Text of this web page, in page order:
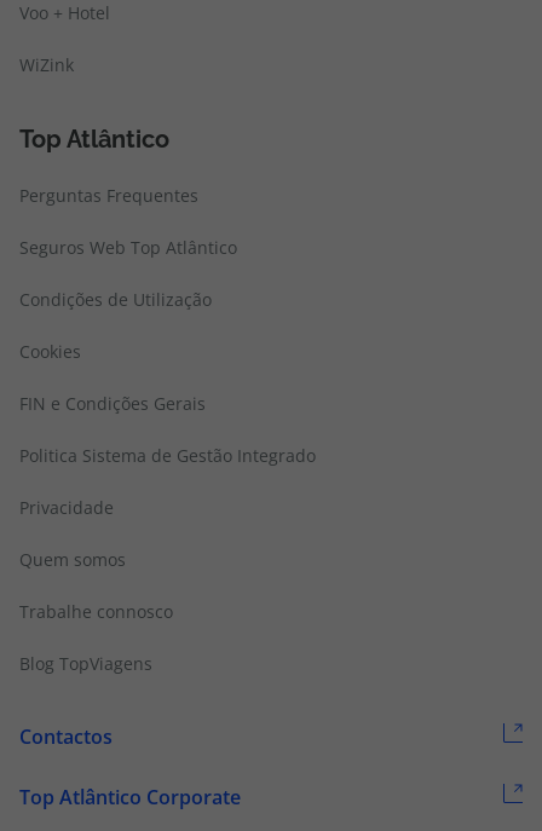
Voo + Hotel
WiZink
Top Atlântico
Perguntas Frequentes
Seguros Web Top Atlântico
Condições de Utilização
Cookies
FIN e Condições Gerais
Politica Sistema de Gestão Integrado
Privacidade
Quem somos
Trabalhe connosco
Blog TopViagens
Contactos
Top Atlântico Corporate